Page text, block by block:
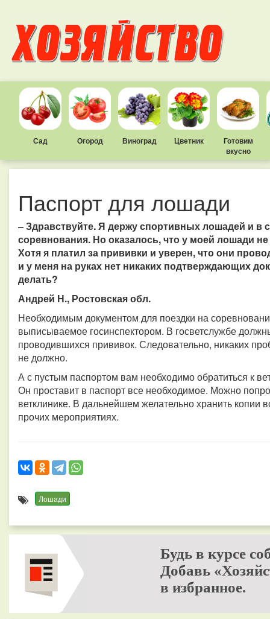
Сад Огород Виноград Цветник
Готовим
вкусно
Паспорт для лошади
– Здравствуйте. Я держу спортивных лошадей и в
соревнования. Но оказалось, что у моей лошади
Хотя я платил за прививки и уверен, что они
и у меня на руках нет никаких подтверждающих
делать?
Андрей Н., Ростовская обл.
Необходимым документом для поездки на
выписываемое госинспектором. В госветслужбе
проводившихся прививок. Следовательно, никаких
не должно.
А с пустым паспортом вам необходимо обратиться к
Он проставит в паспорт все необходимое. Можно
ветклинике. В дальнейшем желательно хранить копии
прочих мероприятиях.
Лошади
Будь в курсе
Добавь
в избранное.